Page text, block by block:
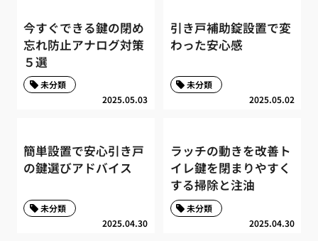
今すぐできる鍵の閉め
忘れ防止アナログ対策
５選
2025.05.03
未分類
引き戸補助錠設置で変
わった安心感
2025.05.02
未分類
簡単設置で安心引き戸
の鍵選びアドバイス
2025.04.30
未分類
ラッチの動きを改善ト
イレ鍵を閉まりやすく
する掃除と注油
2025.04.30
未分類